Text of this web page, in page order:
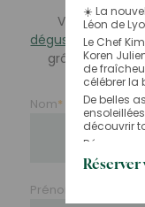
Vous hésitez
dégustation de vin
grâce à notre
Nom*
Prénom
☀️ La
Léon de
Le Chef
Koren
de
célébrer la
De belles
découvrir
Réservez
l’été au
Réserver